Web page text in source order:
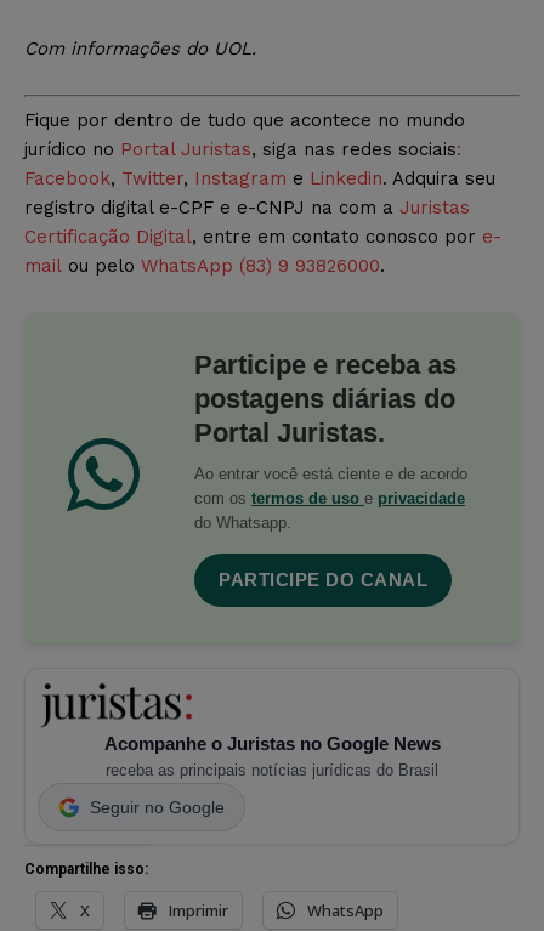
Com informações do UOL.
Fique por dentro de tudo que acontece no mundo
jurídico no Portal Juristas, siga nas redes sociais:
Facebook, Twitter, Instagram e Linkedin. Adquira seu
registro digital e-CPF e e-CNPJ na com a Juristas
Certificação Digital, entre em contato conosco por e-
mail ou pelo WhatsApp (83) 9 93826000.
Participe e receba as
postagens diárias do
Portal Juristas.
Ao entrar você está ciente e de acordo
com os termos de uso e privacidade
do Whatsapp.
PARTICIPE DO CANAL
Acompanhe o Juristas no Google News
receba as principais notícias jurídicas do Brasil
Seguir no Google
Compartilhe isso:
X Imprimir WhatsApp